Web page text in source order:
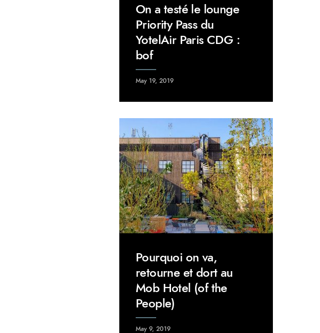
On a testé le lounge
Priority Pass du
YotelAir Paris CDG :
bof
May 19, 2019
Pourquoi on va,
retourne et dort au
Mob Hotel (of the
People)
May 9, 2019